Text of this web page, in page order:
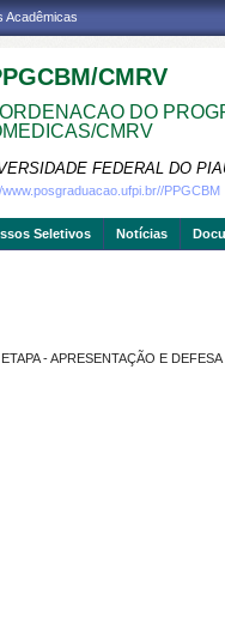
Acadêmicas
CMRV
DO
CMRV
FEDERAL DO
www.posgraduacao.ufpi.br//PPGCBM
Seletivos Notícias
- APRESENTAÇÃO E